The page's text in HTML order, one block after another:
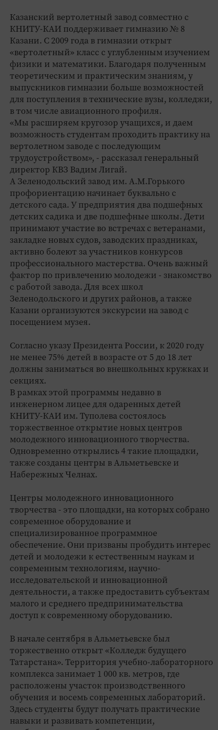
Казанский вертолетный завод совместно с
КНИТУ-КАИ поддерживает гимназию № 8
Казани. С 2009 года в гимназии открыт
«вертолетный» класс с углубленным изучением
физики и математики. Благодаря полученным
теоретическим и практическим знаниям, у
выпускников гимназии больше возможностей
для поступления в технические вузы, колледжи,
в том числе авиационного профиля.
«Мы расширяем кругозор учащихся, и даем
возможность студентам проходить практику на
вертолетном заводе с последующим
трудоустройством», - рассказал генеральный
директор КВЗ Вадим Лигай.
А Зеленодольский завод им. А.М.Горького
профориентацию начинает буквально с
детского сада. У предприятия два подшефных
детских садика и две подшефные школы. Дети
принимают участие во встречах с ветеранами,
закладке новых судов, заводских праздниках,
активно болеют за участников конкурсов
профессионального мастерства. Очень важный
фактор по привлечению молодежи - знакомство
с работой завода. Для всех школ
Зеленодольского и других районов, а также
Казани организуются экскурсии на завод с
посещением музея.
Согласно указу Президента России, к 2020 году
не менее 75% детей в возрасте от 5 до 18 лет
должны заниматься во внешкольных кружках и
секциях.
В рамках этой программы недавно в
инженерном лицее для одаренных детей
КНИТУ-КАИ им. Туполева состоялось
торжественное открытие новых центров
молодежного инновационного творчества.
Одновременно открылись 4 такие площадки,
также созданы центры в Альметьевске и
Набережных Челнах.
Центры молодежного инновационного
творчества - это площадки, на которых собрано
современное оборудование и
специализированное программное
обеспечение. Они призваны пробудить интерес
детей и молодежи к естественным наукам и
современным технологиям, научно-
исследовательской и инновационной
деятельности, а также предоставить субъектам
малого и среднего предпринимательства
доступ к современному оборудованию.
В начале сентября в Альметьевске был
торжественно открыт «Колледж будущего
Татарстана». Территория учебно-лабораторного
комплекса занимает 1 000 кв. метров, где
расположены участок производственного
обучения и восемь современных лабораторий.
Здесь студенты будут получать практические
навыки и развивать компетенции,